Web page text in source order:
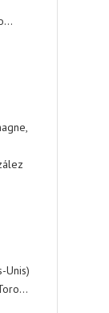
Unis)